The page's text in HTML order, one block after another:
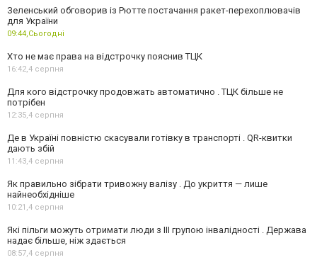
Зеленський обговорив із Рютте постачання ракет-перехоплювачів
для України
09:44,Сьогодні
Хто не має права на відстрочку пояснив ТЦК
16:42,4 серпня
Для кого відстрочку продовжать автоматично . ТЦК більше не
потрібен
12:35,4 серпня
Де в Україні повністю скасували готівку в транспорті . QR-квитки
дають збій
11:43,4 серпня
Як правильно зібрати тривожну валізу . До укриття — лише
найнеобхідніше
10:21,4 серпня
Які пільги можуть отримати люди з III групою інвалідності . Держава
надає більше, ніж здається
08:57,4 серпня